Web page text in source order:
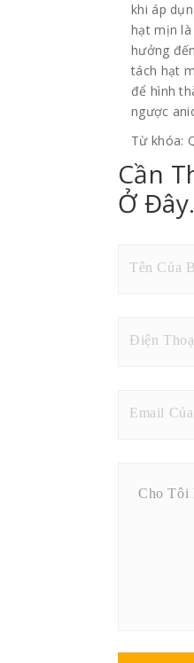
khi áp
hạt mịn
hưởng
tách hạt
để hình
ngược
Từ khóa:
Cần
Ở Đây.